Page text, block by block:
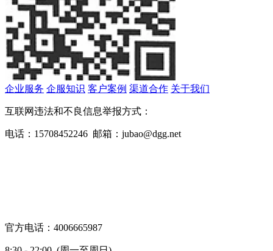
企业服务 企服知识 客户案例 渠道合作 关于我们
互联网违法和不良信息举报方式：
电话：15708452246 邮箱：jubao@dgg.net
官方电话：4006665987